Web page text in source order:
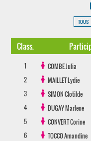
TOUS
Class.
1 COMBEJulia
2
MAILLETLydie
3
SIMONClotilde
4
DUGAYMarlene
5
CONVERTCorine
6
TOCCOAmandine